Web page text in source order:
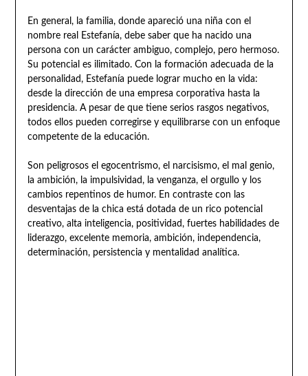
En general, la familia, donde apareció una niña con el
nombre real Estefanía, debe saber que ha nacido una
persona con un carácter ambiguo, complejo, pero hermoso.
Su potencial es ilimitado. Con la formación adecuada de la
personalidad, Estefanía puede lograr mucho en la vida:
desde la dirección de una empresa corporativa hasta la
presidencia. A pesar de que tiene serios rasgos negativos,
todos ellos pueden corregirse y equilibrarse con un enfoque
competente de la educación.
Son peligrosos el egocentrismo, el narcisismo, el mal genio,
la ambición, la impulsividad, la venganza, el orgullo y los
cambios repentinos de humor. En contraste con las
desventajas de la chica está dotada de un rico potencial
creativo, alta inteligencia, positividad, fuertes habilidades de
liderazgo, excelente memoria, ambición, independencia,
determinación, persistencia y mentalidad analítica.